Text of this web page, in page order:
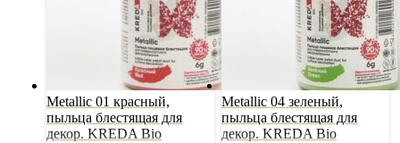
Metallic 01 красный,
пыльца блестящая для
декор. KREDA Bio
Metallic 04 зеленый,
пыльца блестящая для
декор. KREDA Bio